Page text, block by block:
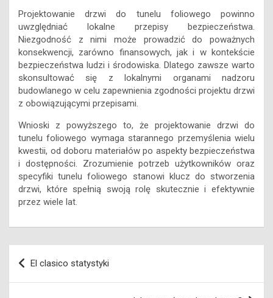
Projektowanie drzwi do tunelu foliowego powinno
uwzględniać lokalne przepisy bezpieczeństwa.
Niezgodność z nimi może prowadzić do poważnych
konsekwencji, zarówno finansowych, jak i w kontekście
bezpieczeństwa ludzi i środowiska. Dlatego zawsze warto
skonsultować się z lokalnymi organami nadzoru
budowlanego w celu zapewnienia zgodności projektu drzwi
z obowiązującymi przepisami.
Wnioski z powyższego to, że projektowanie drzwi do
tunelu foliowego wymaga starannego przemyślenia wielu
kwestii, od doboru materiałów po aspekty bezpieczeństwa
i dostępności. Zrozumienie potrzeb użytkowników oraz
specyfiki tunelu foliowego stanowi klucz do stworzenia
drzwi, które spełnią swoją rolę skutecznie i efektywnie
przez wiele lat.
Nawigacja
wpisu
El clasico statystyki